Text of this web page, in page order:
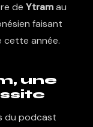
de Ytramau
faisant
cette année.
une
du podcast